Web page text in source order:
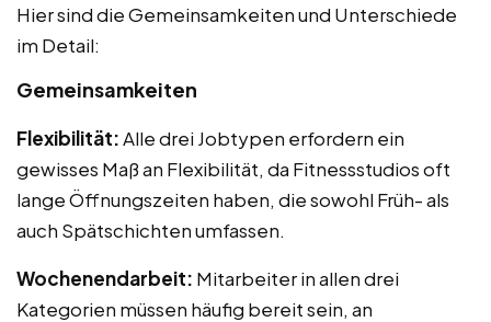
Hier sind die Gemeinsamkeiten und Unterschiede
im Detail:
Gemeinsamkeiten
Flexibilität:Alle drei Jobtypen erfordern ein
gewisses Maß an Flexibilität, da Fitnessstudios oft
lange Öffnungszeiten haben, die sowohl Früh- als
auch Spätschichten umfassen.
Wochenendarbeit: Mitarbeiter in allen drei
Kategorien müssen häufig bereit sein, an